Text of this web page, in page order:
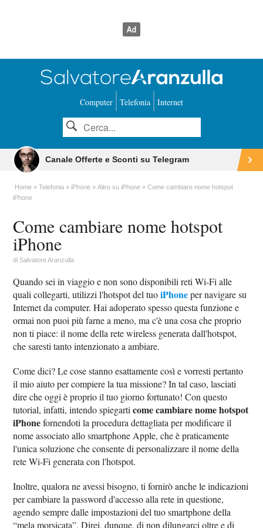
Computer Telefonia Internet
Canale Offerte e Sconti su Telegram
Home Telefonia iPhone Altro su iPhone
Come cambiare nome hotspot
iPhone
Come cambiare nome hotspot
iPhone
diSalvatore Aranzulla
Quando sei in viaggio e non sono disponibili reti Wi-Fi alle
quali collegarti, utilizzi l'hotspot del tuoiPhoneper navigare su
Internet da computer. Hai adoperato spesso questa funzione e
ormai non puoi più farne a meno, ma c'è una cosa che proprio
non ti piace: il nome della rete wireless generata dall'hotspot,
che saresti tanto intenzionato a ambiare.
Come dici? Le cose stanno esattamente così e vorresti pertanto
il mio aiuto per compiere la tua missione? In tal caso, lasciati
dire che oggi è proprio il tuo giorno fortunato! Con questo
tutorial, infatti, intendo spiegarticome cambiare nome hotspot
iPhonefornendoti la procedura dettagliata per modificare il
nome associato allo smartphone Apple, che è praticamente
l'unica soluzione che consente di personalizzare il nome della
rete Wi-Fi generata con l'hotspot.
Inoltre, qualora ne avessi bisogno, ti fornirò anche le indicazioni
per cambiare la password d'accesso alla rete in questione,
agendo sempre dalle impostazioni del tuo smartphone della
“mela morsicata”. Direi, dunque, di non dilungarci oltre e di